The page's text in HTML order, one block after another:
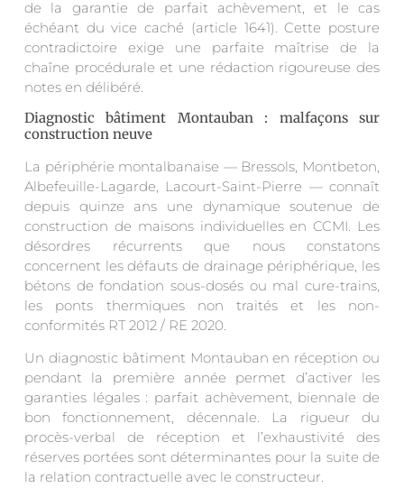
de la garantie de parfait achèvement, et le cas
échéant du vice caché (article 1641). Cette posture
contradictoire exige une parfaite maîtrise de la
chaîne procédurale et une rédaction rigoureuse des
notes en délibéré.
Diagnostic bâtiment Montauban : malfaçons sur
construction neuve
La périphérie montalbanaise — Bressols, Montbeton,
Albefeuille-Lagarde, Lacourt-Saint-Pierre — connaît
depuis quinze ans une dynamique soutenue de
construction de maisons individuelles en CCMI. Les
désordres récurrents que nous constatons
concernent les défauts de drainage périphérique, les
bétons de fondation sous-dosés ou mal cure-trains,
les ponts thermiques non traités et les non-
conformités RT 2012 / RE 2020.
Un diagnostic bâtiment Montauban en réception ou
pendant la première année permet d’activer les
garanties légales : parfait achèvement, biennale de
bon fonctionnement, décennale. La rigueur du
procès-verbal de réception et l’exhaustivité des
réserves portées sont déterminantes pour la suite de
la relation contractuelle avec le constructeur.